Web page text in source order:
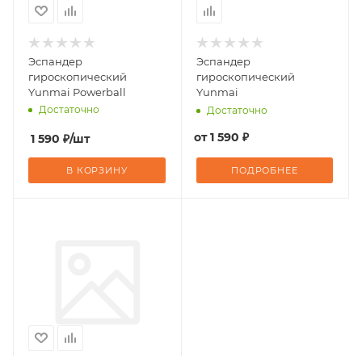
Эспандер
гироскопический
Yunmai Powerball
Достаточно
1 590 ₽/шт
В КОРЗИНУ
Эспандер
гироскопический
Yunmai
Достаточно
от1 590 ₽
ПОДРОБНЕЕ